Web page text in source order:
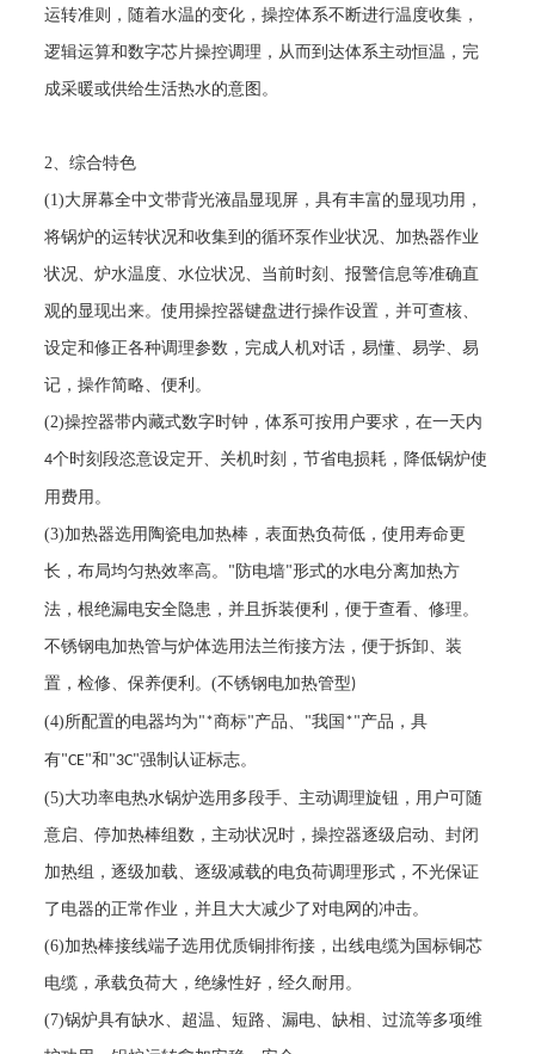
运转准则，随着水温的变化，操控体系不断进行温度收集，
逻辑运算和数字芯片操控调理，从而到达体系主动恒温，完
成采暖或供给生活热水的意图。
2 、综合特色
(1)大屏幕全中文带背光液晶显现屏，具有丰富的显现功用，
将锅炉的运转状况和收集到的循环泵作业状况、加热器作业
状况、炉水温度、水位状况、当前时刻、报警信息等准确直
观的显现出来。使用操控器键盘进行操作设置，并可查核、
设定和修正各种调理参数，完成人机对话，易懂、易学、易
记，操作简略、便利。
(2)操控器带内藏式数字时钟，体系可按用户要求，在一天内
4个时刻段恣意设定开、关机时刻，节省电损耗，降低锅炉使
用费用。
(3)加热器选用陶瓷电加热棒，表面热负荷低，使用寿命更
长，布局均匀热效率高。 " 防电墙"形式的水电分离加热方
法，根绝漏电安全隐患，并且拆装便利，便于查看、修理。
不锈钢电加热管与炉体选用法兰衔接方法，便于拆卸、装
置，检修、保养便利。(不锈钢电加热管型)
(4)所配置的电器均为"*商标"产品、 "我国 *"产品，具
有"CE"和 "3C"强制认证标志。
(5)大功率电热水锅炉选用多段手、主动调理旋钮，用户可随
意启、停加热棒组数，主动状况时，操控器逐级启动、封闭
加热组，逐级加载、逐级减载的电负荷调理形式，不光保证
了电器的正常作业，并且大大减少了对电网的冲击。
(6)加热棒接线端子选用优质铜排衔接，出线电缆为国标铜芯
电缆，承载负荷大，绝缘性好，经久耐用。
(7)锅炉具有缺水、超温、短路、漏电、缺相、过流等多项维